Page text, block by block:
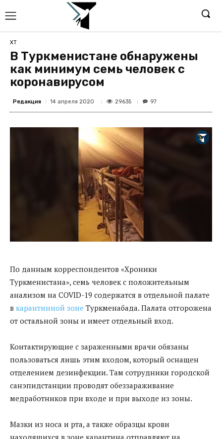
ХТ
В Туркменистане обнаружены
как минимум семь человек с
коронавирусом
Редакция 14 апреля 2020 29635 97
По данным корреспондентов «Хроники
Туркменистана», семь человек с положительным
анализом на COVID-19 содержатся в отдельной палате
в карантинной зоне Туркменабада. Палата отгорожена
от остальной зоны и имеет отдельный вход.
Контактирующие с зараженными врачи обязаны
пользоваться лишь этим входом, который оснащен
отделением дезинфекции. Там сотрудники городской
санэпидстанции проводят обеззараживание
медработников при входе и при выходе из зоны.
Мазки из носа и рта, а также образцы крови
находящихся в зоне карантина отправляют на